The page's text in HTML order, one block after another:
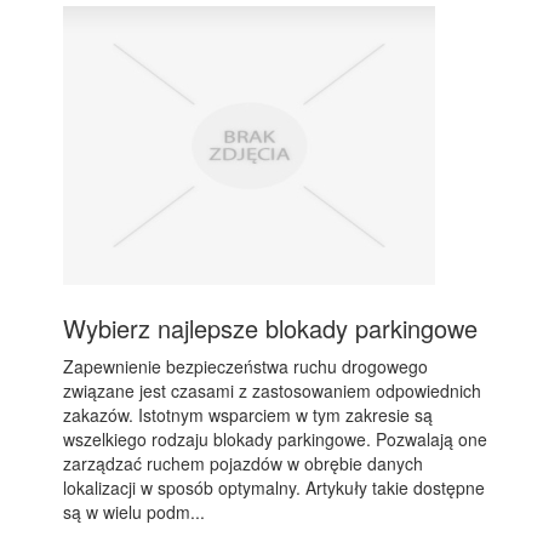
Wybierz najlepsze blokady parkingowe
Zapewnienie bezpieczeństwa ruchu drogowego
związane jest czasami z zastosowaniem odpowiednich
zakazów. Istotnym wsparciem w tym zakresie są
wszelkiego rodzaju blokady parkingowe. Pozwalają one
zarządzać ruchem pojazdów w obrębie danych
lokalizacji w sposób optymalny. Artykuły takie dostępne
są w wielu podm...